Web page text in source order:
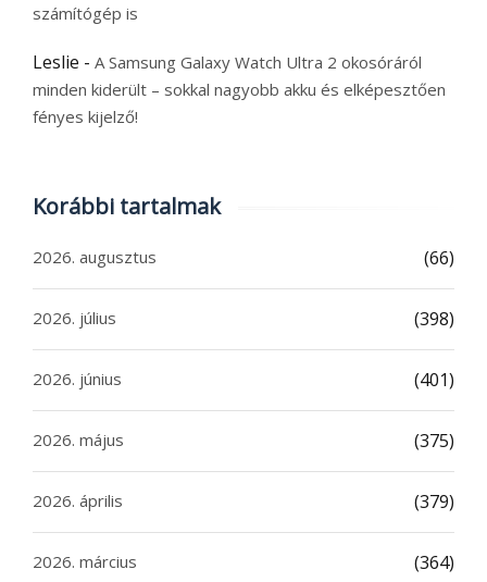
számítógép is
Leslie - A Samsung Galaxy Watch Ultra 2 okosóráról
minden kiderült – sokkal nagyobb akku és elképesztően
fényes kijelző!
Korábbi tartalmak
2026. augusztus (66)
2026. július (398)
2026. június (401)
2026. május (375)
2026. április (379)
2026. március (364)